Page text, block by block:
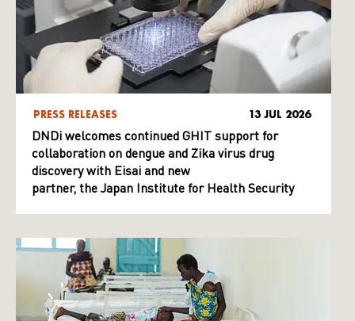
PRESS RELEASES 13 JUL 2026
DNDi welcomes continued GHIT support for
collaboration on dengue and Zika virus drug
discovery with Eisai and new
partner, the Japan Institute for Health Security